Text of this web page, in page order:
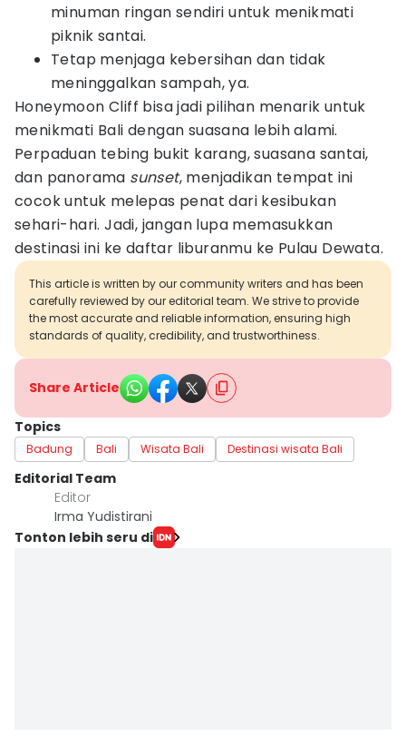
minuman ringan sendiri untuk menikmati
piknik santai.
Tetap menjaga kebersihan dan tidak
meninggalkan sampah, ya.
Honeymoon Cliff bisa jadi pilihan menarik untuk
menikmati Bali dengan suasana lebih alami.
Perpaduan tebing bukit karang, suasana santai,
dan panorama sunset, menjadikan tempat ini
cocok untuk melepas penat dari kesibukan
sehari-hari. Jadi, jangan lupa memasukkan
destinasi ini ke daftar liburanmu ke Pulau Dewata.
This article is written by our community writers and has been
carefully reviewed by our editorial team. We strive to provide
the most accurate and reliable information, ensuring high
standards of quality, credibility, and trustworthiness.
Share Article
Topics
Badung Bali Wisata Bali Destinasi wisata Bali
Editorial Team
Editor
Irma Yudistirani
Tonton lebih seru di